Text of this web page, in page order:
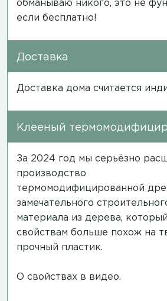
обманываю никого, это не
если бесплатно!
Доставка
Доставка дома считается
Клееный
За 2024 год мы серьёзно
производство
термомодифицированной
замечательного
материала из дерева,
свойствам больше похож на
прочный пластик.
О свойствах в видео.